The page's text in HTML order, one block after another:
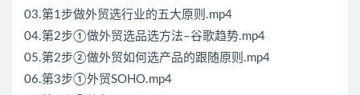
03.第1步做外贸选行业的五大原则.mp4
04.第2步①做外贸选品选方法–谷歌趋势.mp4
05.第2步②做外贸如何选产品的跟随原则.mp4
06.第3步①外贸SOHO.mp4